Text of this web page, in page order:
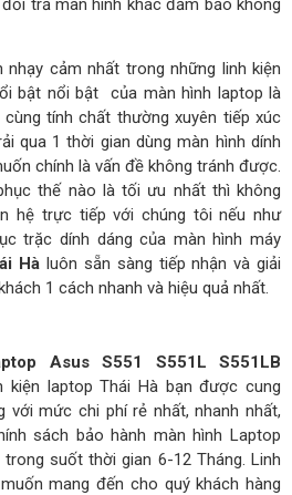
nhạy cảm nhất trong những linh kiện
bật nổi bật của màn hình laptop là
tính chất thường xuyên tiếp xúc
qua 1 thời gian dùng màn hình dính
chính là vấn đề không tránh được.
thế nào là tối ưu nhất thì không
hệ trực tiếp với chúng tôi nếu như
trặc dính dáng của màn hình máy
Hà luôn sẵn sàng tiếp nhận và giải
1 cách nhanh và hiệu quả nhất.
Asus S551 S551L S551LB
kiện laptop Thái Hà bạn được cung
với mức chi phí rẻ nhất, nhanh nhất,
sách bảo hành màn hình Laptop
suốt thời gian 6-12 Tháng. Linh
mang đến cho quý khách hàng